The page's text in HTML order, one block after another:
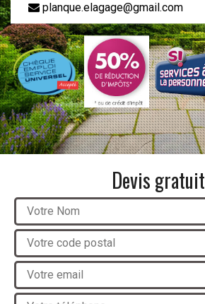
planque.elagage@gmail.com
Devis gratuit